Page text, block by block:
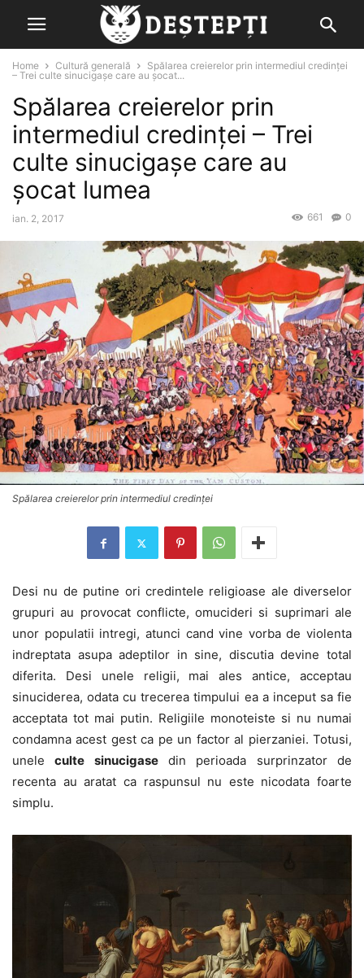
Home Cultură generală
Spălarea creierelor prin intermediul credinţei
– Trei culte sinucigaşe care au şocat...
Spălarea creierelor prin
intermediul credinţei – Trei
culte sinucigaşe care au
şocat lumea
ian. 2, 2017 0
661
Spălarea creierelor prin intermediul credinţei
Desi nu de putine ori credintele religioase ale diverselor
grupuri au provocat conflicte, omucideri si suprimari ale
unor populatii intregi, atunci cand vine vorba de violenta
indreptata asupa adeptilor in sine, discutia devine total
diferita. Desi unele religii, mai ales antice, acceptau
sinuciderea, odata cu trecerea timpului ea a inceput sa fie
acceptata tot mai putin. Religiile monoteiste si nu numai
condamna acest gest ca pe un factor al pierzaniei. Totusi,
uneleculte sinucigasedin perioada surprinzator de
recenta au aratat ca raspunsul nu este nicodata foarte
simplu.